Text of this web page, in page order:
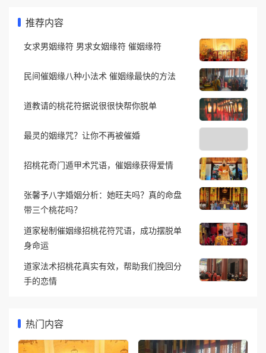
推荐内容
女求男姻缘符 男求女姻缘符 催姻缘符
民间催姻缘八种小法术 催姻缘最快的方法
道教请的桃花符据说很很快帮你脱单
最灵的姻缘咒？让你不再被催婚
招桃花奇门遁甲术咒语，催姻缘获得爱情
张馨予八字婚姻分析：她旺夫吗？真的命盘
带三个桃花吗？
道家秘制催姻缘招桃花符咒语，成功摆脱单
身命运
道家法术招桃花真实有效，帮助我们挽回分
手的恋情
热门内容